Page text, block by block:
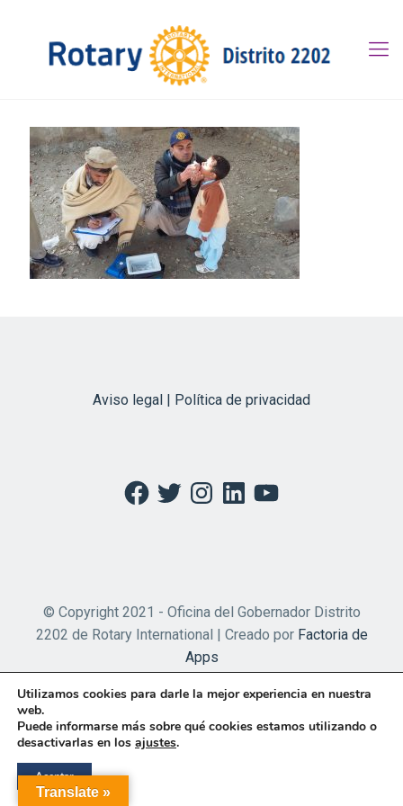
Aviso legal | Política de privacidad
Facebook
TwitterInstagramLinkedInYouTube
© Copyright 2021 - Oficina del Gobernador Distrito
2202 de Rotary International | Creado por Factoria de
Apps
Translate »
Utilizamos cookies para darle la mejor experiencia en nuestra
web.
Puede informarse más sobre qué cookies estamos utilizando o
desactivarlas en los ajustes.
Aceptar